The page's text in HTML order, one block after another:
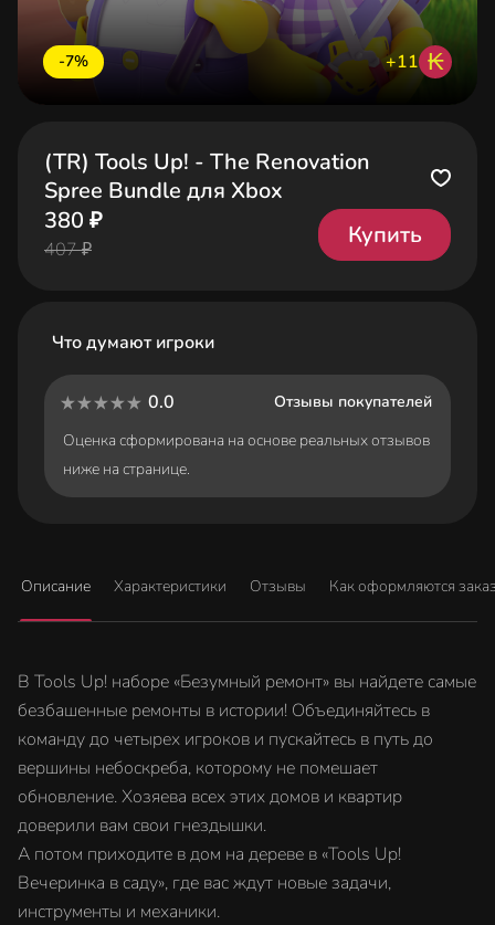
-7% +11 ₭
(TR) Tools Up! - The Renovation
Spree Bundle для Xbox
380 ₽
407 ₽
Купить
Что думают игроки
0.0
Отзывы покупателей
Оценка сформирована на основе реальных отзывов
ниже на странице.
Описание Характеристики Отзывы Как оформляются
В Tools Up! наборе «Безумный ремонт» вы найдете самые
безбашенные ремонты в истории! Объединяйтесь в
команду до четырех игроков и пускайтесь в путь до
вершины небоскреба, которому не помешает
обновление. Хозяева всех этих домов и квартир
доверили вам свои гнездышки.
А потом приходите в дом на дереве в «Tools Up!
Вечеринка в саду», где вас ждут новые задачи,
инструменты и механики.